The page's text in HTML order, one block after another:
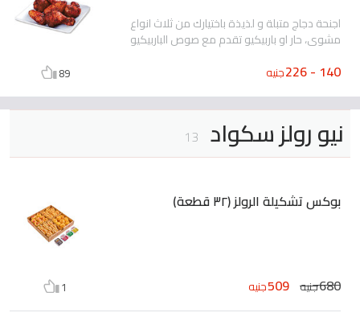
اجنحة دجاج متبلة و لذيذة باختيارك من ثلاث انواع
مشوى، حار او باربيكيو تقدم مع صوص الباربيكيو
140 - 226 جنيه 89
نيو رولز سكواد 13
بوكس تشكيلة الرولز (٣٢ قطعة)
680جنيه 509جنيه 1